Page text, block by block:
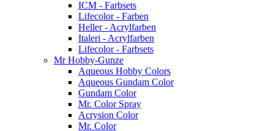
ICM - Farbsets
Lifecolor - Farben
Heller - Acrylfarben
Italeri - Acrylfarben
Lifecolor - Farbsets
Mr Hobby-Gunze
Aqueous Hobby Colors
Aqueous Gundam Color
Gundam Color
Mr. Color Spray
Acrysion Color
Mr. Color